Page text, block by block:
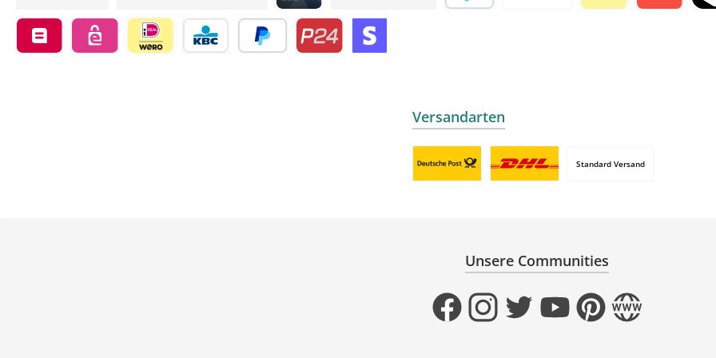
Credit card by mollie
Versandarten
Standard Versand
Unsere Communities
FacebookInstagramTwitterYouTubePinterestWebsite